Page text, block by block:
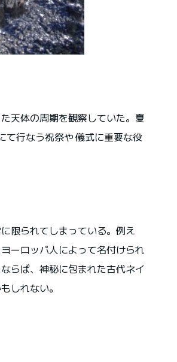
天体の周期を観察していた。夏
て行なう祝祭や 儀式に重要な役
限られてしまっている。例え
ーロッパ人によって名付けられ
らば、神秘に包まれた古代ネイ
しれない。